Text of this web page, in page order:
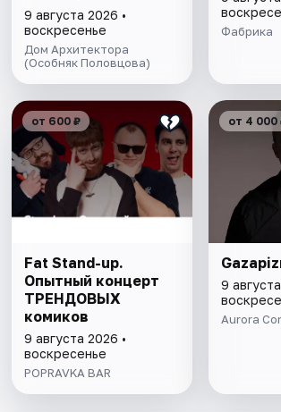
9 августа 2026 •
воскресенье
Дом Архитектора
(Особняк Половцова)
Фабрика
от 600 ₽
Fat Stand-up.
Опытный концерт
ТРЕНДОВЫХ
комиков
9 августа 2026 •
воскресенье
POPRAVKA BAR
от 4 000
9
Aurora